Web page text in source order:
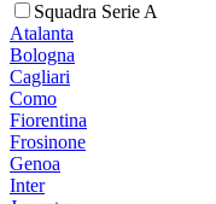
Squadra Serie A
Atalanta
Bologna
Cagliari
Como
Fiorentina
Frosinone
Genoa
Inter